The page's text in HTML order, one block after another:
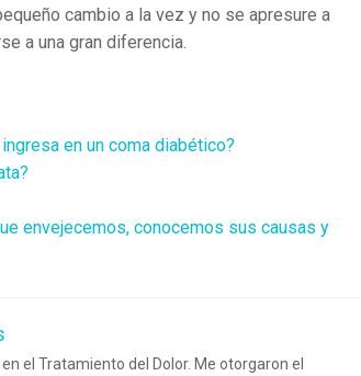
cambio a la vez y no se apresure a
a una gran diferencia.
en un coma diabético?
envejecemos, conocemos sus causas y
el Tratamiento del Dolor. Me otorgaron el